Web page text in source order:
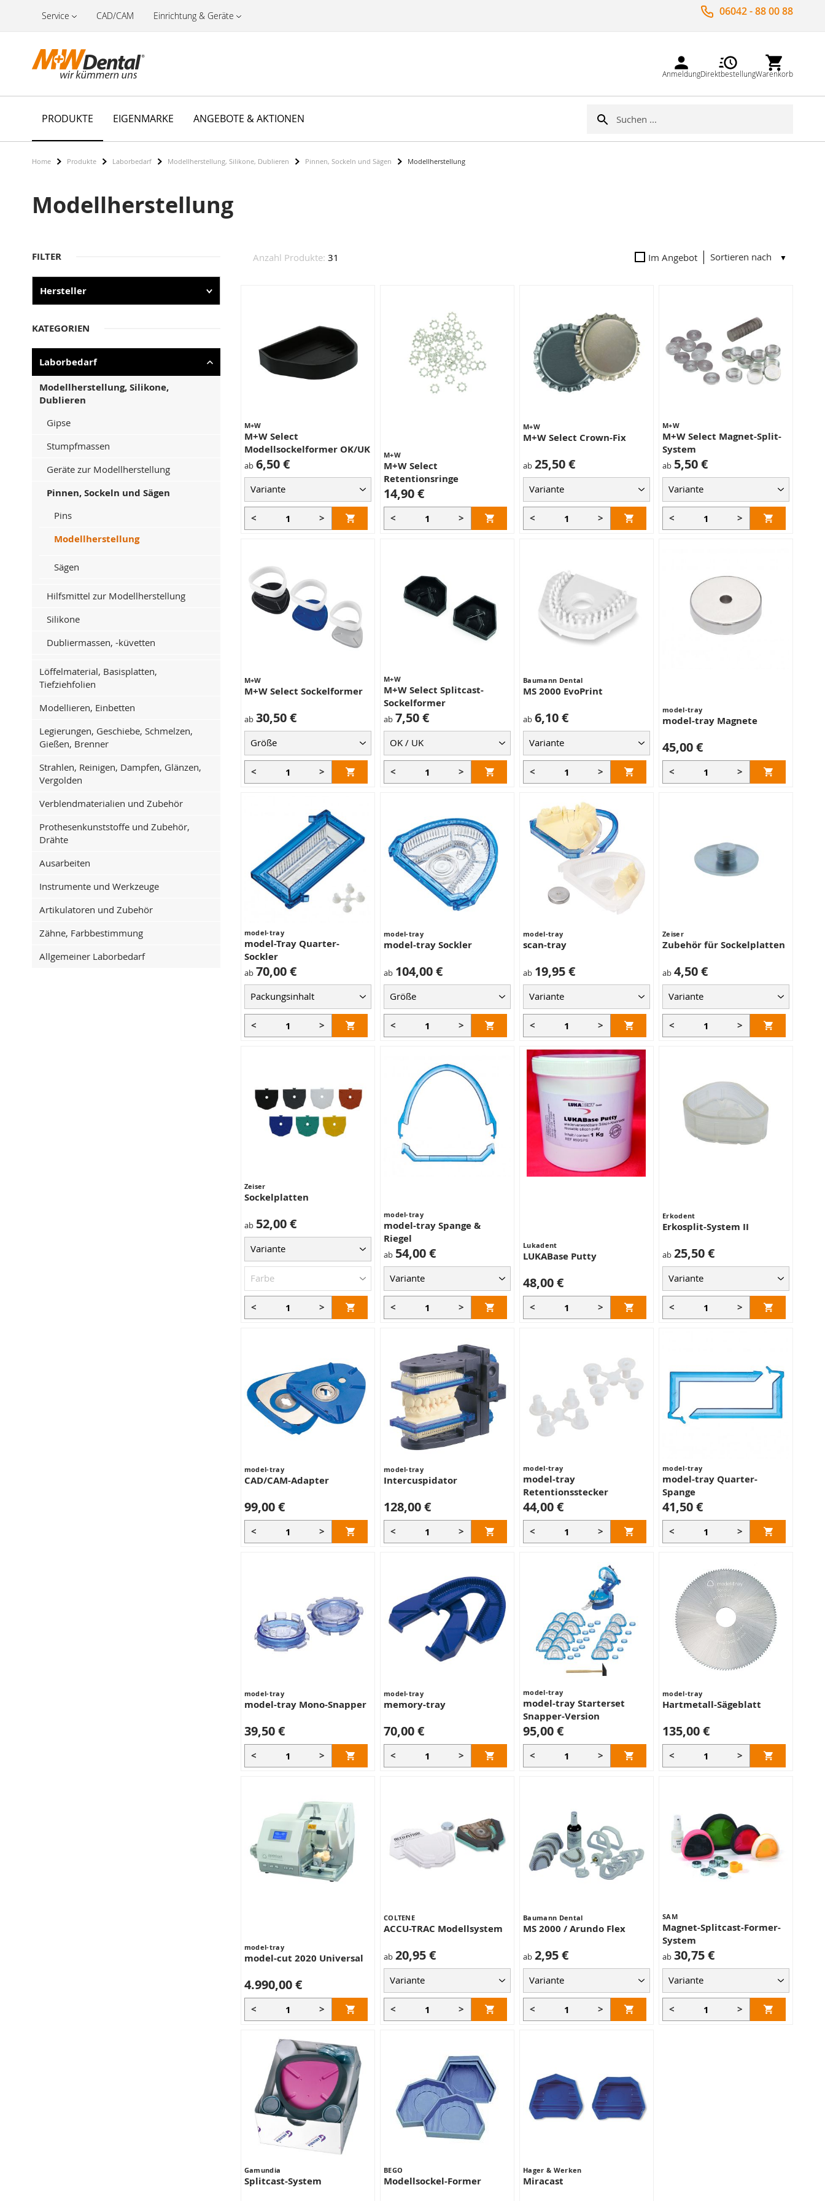
Service CAD/CAM Einrichtung & Geräte 06042 - 88 00 88
AnmeldungDirektbestellungWarenkorb
PRODUKTE EIGENMARKE ANGEBOTE & AKTIONEN Suche
Home Produkte Laborbedarf Modellherstellung, Silikone, Dublieren Pinnen, Sockeln und Sägen Modellherstellung
Modellherstellung
Anzahl Produkte: 31 Im Angebot Sortieren nach
M+W
M+W Select
Modellsockelformer OK/UK
ab 6,50 €
< >
M+W
M+W Select
Retentionsringe
14,90 €
< >
M+W
M+W Select Crown-Fix
ab 25,50 €
< >
M+W
M+W Select Magnet-Split-
System
ab 5,50 €
< >
M+W
M+W Select Sockelformer
ab 30,50 €
< >
M+W
M+W Select Splitcast-
Sockelformer
ab 7,50 €
< >
Baumann Dental
MS 2000 EvoPrint
ab 6,10 €
< >
model-tray
model-tray Magnete
45,00 €
< >
model-tray
model-Tray Quarter-
Sockler
ab 70,00 €
< >
model-tray
model-tray Sockler
ab 104,00 €
< >
model-tray
scan-tray
ab 19,95 €
< >
Zeiser
Zubehör für Sockelplatten
ab 4,50 €
< >
Zeiser
Sockelplatten
ab 52,00 €
< >
model-tray
model-tray Spange &
Riegel
ab 54,00 €
< >
Lukadent
LUKABase Putty
48,00 €
< >
Erkodent
Erkosplit-System II
ab 25,50 €
< >
model-tray
CAD/CAM-Adapter
99,00 €
< >
model-tray
Intercuspidator
128,00 €
< >
model-tray
model-tray
Retentionsstecker
44,00 €
< >
model-tray
model-tray Quarter-
Spange
41,50 €
< >
model-tray
model-tray Mono-Snapper
39,50 €
< >
model-tray
memory-tray
70,00 €
< >
model-tray
model-tray Starterset
Snapper-Version
95,00 €
< >
model-tray
Hartmetall-Sägeblatt
135,00 €
< >
model-tray
model-cut 2020 Universal
4.990,00 €
< >
COLTENE
ACCU-TRAC Modellsystem
ab 20,95 €
< >
Baumann Dental
MS 2000 / Arundo Flex
ab 2,95 €
< >
SAM
Magnet-Splitcast-Former-
System
ab 30,75 €
< >
Gamundia
Splitcast-System
BEGO
Modellsockel-Former
Hager & Werken
Miracast
FILTER
Hersteller
KATEGORIEN
Laborbedarf
Modellherstellung, Silikone,
Dublieren
Gipse
Stumpfmassen
Geräte zur Modellherstellung
Pinnen, Sockeln und Sägen
Pins
Modellherstellung
Sägen
Hilfsmittel zur Modellherstellung
Silikone
Dubliermassen, -küvetten
Löffelmaterial, Basisplatten,
Tiefziehfolien
Modellieren, Einbetten
Legierungen, Geschiebe, Schmelzen,
Gießen, Brenner
Strahlen, Reinigen, Dampfen, Glänzen,
Vergolden
Verblendmaterialien und Zubehör
Prothesenkunststoffe und Zubehör,
Drähte
Ausarbeiten
Instrumente und Werkzeuge
Artikulatoren und Zubehör
Zähne, Farbbestimmung
Allgemeiner Laborbedarf